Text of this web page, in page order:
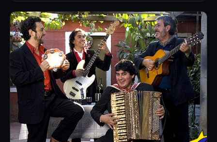
7V